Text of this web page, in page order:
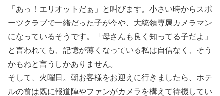
「あっ！エリオットだぁ」と叫びます。小さい時からスポ
ーツクラブで一緒だった子が今や、大統領専属カメラマン
になっているそうです。「母さんも良く知ってる子だよ」
と言われても、記憶が薄くなっている私は自信なく、そう
かもねと言うしかありません。
そして、火曜日。朝お客様をお迎えに行きましたら、ホテ
ルの前は既に報道陣やファンがカメラを構えて待機してい